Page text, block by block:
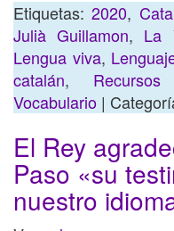
Etiquetas:2020,
Julià Guillamon, La
Lengua viva,
catalán,
Vocabulario |
El Rey
Paso «su
nuestro